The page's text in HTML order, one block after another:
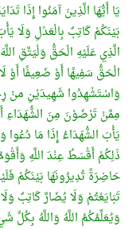
يَا أَيُّهَا الَّذِينَ آمَنُوا إِذَا
بَيْنَكُمْ كَاتِبٌ بِالْعَدْلِ وَلَا
الَّذِي عَلَيْهِ الْحَقُّ وَلْيَتَّقِ
الْحَقُّ سَفِيهًا أَوْ ضَعِيفًا أَوْ
وَاسْتَشْهِدُوا شَهِيدَيْنِ منْ
مِمَّنْ تَرْضَوْنَ مِنَ الشُّهَدَاءِ
يَأْبَ الشُّهَدَاءُ إِذَا مَا دُعُوا
ذَلِكُمْ أَقْسَطُ عِنْدَ اللَّهِ
حَاضِرَةً تُدِيرُونَهَا بَيْنَكُمْ
تَبَايَعْتُمْ وَلَا يُضَارَّ كَاتِبٌ
وَيُعَلِّمُكُمُ اللَّهُ وَاللَّهُ بِكُلِّ